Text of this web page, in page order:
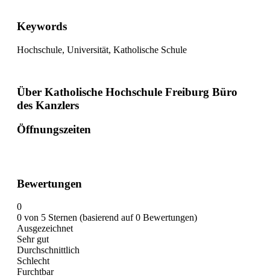
Keywords
Hochschule, Universität, Katholische Schule
Über Katholische Hochschule Freiburg Büro
des Kanzlers
Öffnungszeiten
Bewertungen
0
0 von 5 Sternen (basierend auf 0 Bewertungen)
Ausgezeichnet
Sehr gut
Durchschnittlich
Schlecht
Furchtbar